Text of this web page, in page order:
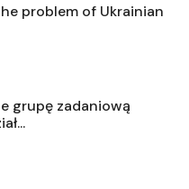
problem of Ukrainian
grupę zadaniową